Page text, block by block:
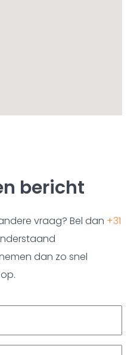
bericht
vraag? Bel dan +31
dan zo snel